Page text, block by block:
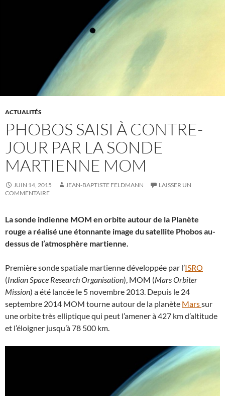
ACTUALITÉS
PHOBOS SAISI À CONTRE-
JOUR PAR LA SONDE
MARTIENNE MOM
JUIN 14, 2015 JEAN-BAPTISTE FELDMANN
LAISSER UN
COMMENTAIRE
La sonde indienne MOM en orbite autour de la Planète
rouge a réalisé une étonnante image du satellite Phobos au-
dessus de l’atmosphère martienne.
Première sonde spatiale martienne développée par l’ISRO
(Indian Space Research Organisation), MOM (Mars Orbiter
Mission) a été lancée le 5 novembre 2013. Depuis le 24
septembre 2014 MOM tourne autour de la planète Marssur
une orbite très elliptique qui peut l’amener à 427 km d’altitude
et l’éloigner jusqu’à 78 500 km.